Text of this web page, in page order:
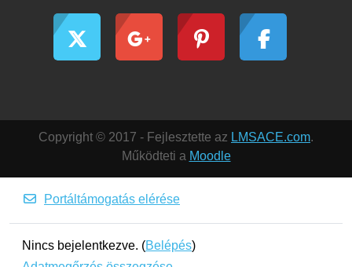
Copyright © 2017 - Fejlesztette az LMSACE.com.
Működteti a Moodle
Portáltámogatás elérése
Nincs bejelentkezve. (Belépés)